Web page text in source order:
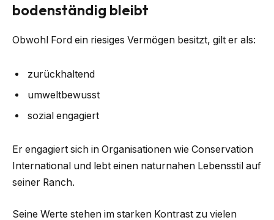
bodenständig bleibt
Obwohl Ford ein riesiges Vermögen besitzt, gilt er als:
zurückhaltend
umweltbewusst
sozial engagiert
Er engagiert sich in Organisationen wie Conservation
International und lebt einen naturnahen Lebensstil auf
seiner Ranch.
Seine Werte stehen im starken Kontrast zu vielen